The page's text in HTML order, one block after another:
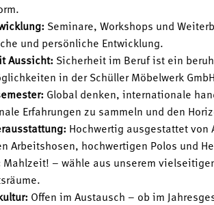
Seminare, Workshops und
und persönliche Entwicklung.
Aussicht: Sicherheit im Beruf ist ein
in der Schüller Möbelwerk
Global denken, internationale
Erfahrungen zu sammeln und den
Hochwertig ausgestattet von
Arbeitshosen, hochwertigen Polos und
Mahlzeit! – wähle aus unserem
Offen im Austausch – ob im